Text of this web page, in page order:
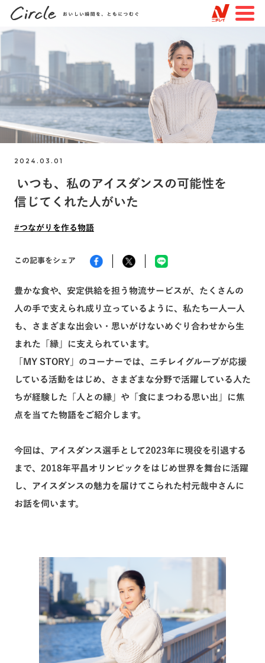
JP EN
TOP すべての記事 特集
知る・楽しむ
#未来を変える物語 #見えない場所での物語
#ニチレイロジグループ
#品質 #サステナビリティ #挑戦
2024.03.01
いつも、私のアイスダンスの可能性を
信じてくれた人がいた
#つながりを作る物語
この記事をシェア
豊かな食や、安定供給を担う物流サービスが、たくさんの
人の手で支えられ成り立っているように、私たち一人一人
も、さまざまな出会い・思いがけないめぐり合わせから生
まれた「縁」に支えられています。
「MY STORY」のコーナーでは、ニチレイグループが応援
している活動をはじめ、さまざまな分野で活躍している人た
ちが経験した「人との縁」や「食にまつわる思い出」に焦
点を当てた物語をご紹介します。
今回は、アイスダンス選手として2023年に現役を引退する
まで、2018年平昌オリンピックをはじめ世界を舞台に活躍
し、アイスダンスの魅力を届けてこられた村元哉中さんに
お話を伺います。